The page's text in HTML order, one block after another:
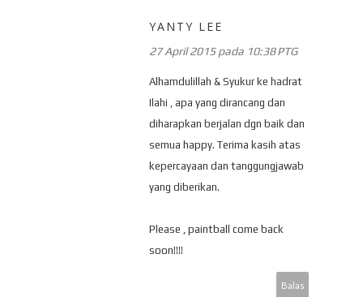
YANTY LEE
27 April 2015 pada 10:38 PTG
Alhamdulillah & Syukur ke hadrat
Ilahi , apa yang dirancang dan
diharapkan berjalan dgn baik dan
semua happy. Terima kasih atas
kepercayaan dan tanggungjawab
yang diberikan.
Please , paintball come back
soon!!!!
Balas